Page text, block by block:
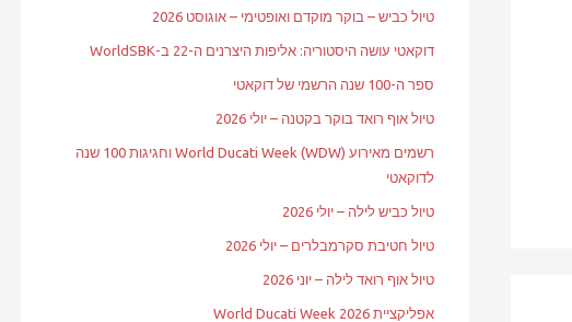
טיול כביש – בוקר מוקדם ואופטימי – אוגוסט 2026
דוקאטי עושה היסטוריה: אליפות היצרנים ה-22 ב-WorldSBK
ספר ה-100 שנה הרשמי של דוקאטי
טיול אוף רואד בוקר בקטנה – יולי 2026
רשמים מאירוע World Ducati Week (WDW) וחגיגות 100 שנה
לדוקאטי
טיול כביש לילה – יולי 2026
טיול חטיבת סקרמבלרים – יולי 2026
טיול אוף רואד לילה – יוני 2026
אפליקציית World Ducati Week 2026